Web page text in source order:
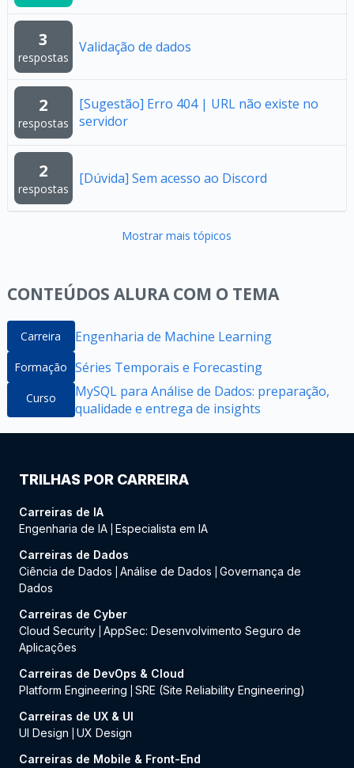
3
respostas
Validação de dados
2
respostas
[Sugestão] Erro 404 | URL não existe no
servidor
2
respostas
[Dúvida] Sem acesso ao Discord
Mostrar mais tópicos
CONTEÚDOS ALURA COM O TEMA
Carreira Engenharia de Machine Learning
Formação Séries Temporais e Forecasting
Curso
MySQL para Análise de Dados: preparação,
qualidade e entrega de insights
TRILHAS POR CARREIRA
Carreiras de IA
Engenharia de IA Especialista em IA
Carreiras de Dados
Ciência de Dados
Análise de Dados
Governança de
Dados
Carreiras de Cyber
Cloud Security AppSec: Desenvolvimento Seguro de
Aplicações
Carreiras de DevOps & Cloud
Platform Engineering
SRE (Site Reliability Engineering)
Carreiras de UX & UI
UI Design
UX Design
Carreiras de Mobile & Front-End